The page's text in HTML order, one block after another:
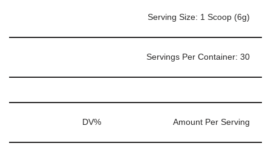
Serving Size: 1 Scoop (6g)
Servings Per Container: 30
Amount Per Serving
%DV